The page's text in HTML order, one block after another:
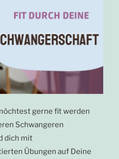
gerne fit werden
Schwangeren
dich mit
Übungen auf Deine